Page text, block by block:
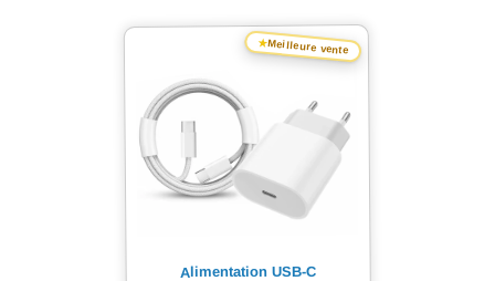
★Meilleure vente
Alimentation USB-C